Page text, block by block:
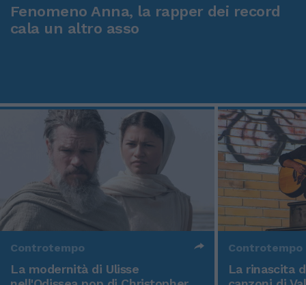
Fenomeno Anna, la rapper dei record
cala un altro asso
Controtempo
La modernità di Ulisse
Controtempo
La rinascita